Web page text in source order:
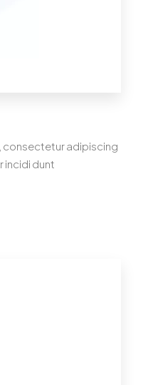
consectetur adipiscing
incidi dunt